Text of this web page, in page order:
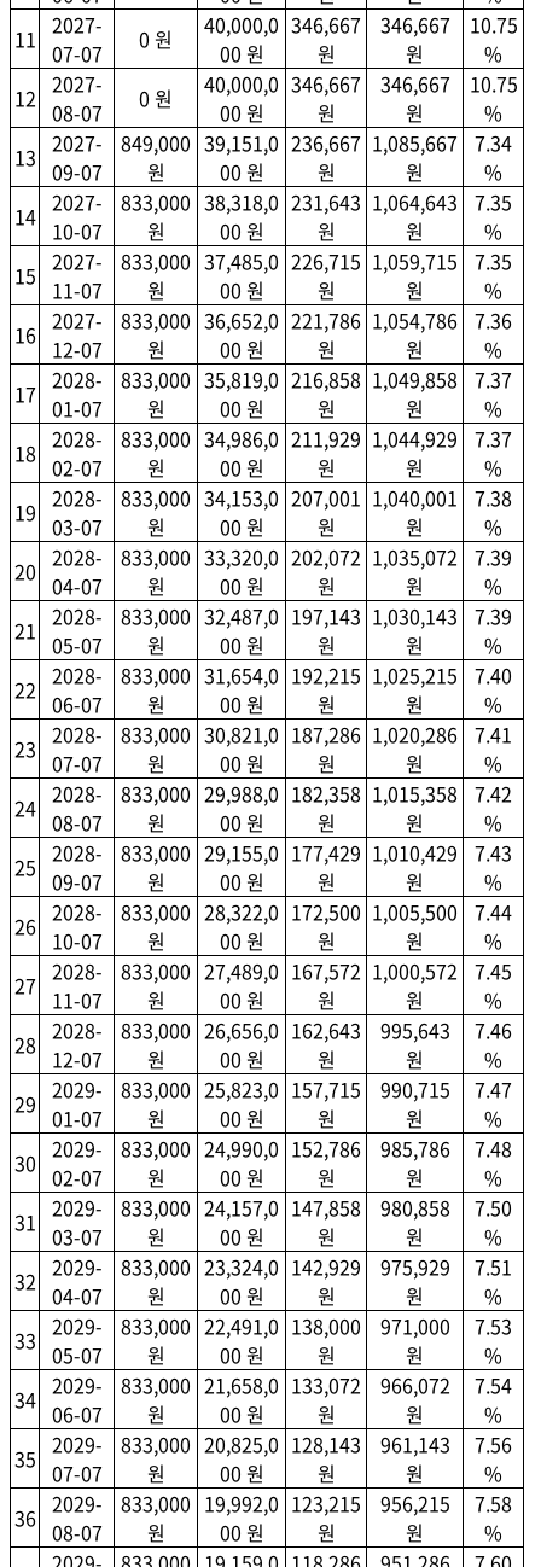
11 2027-
07-07
0 원
40,000,0
00 원
346,667
원
346,667
원
10.75
%
12 2027-
08-07
0 원
40,000,0
00 원
346,667
원
346,667
원
10.75
%
13 2027-
09-07
849,000
원
39,151,0
00 원
236,667
원
1,085,667
원
7.34
%
14 2027-
10-07
833,000
원
38,318,0
00 원
231,643
원
1,064,643
원
7.35
%
15 2027-
11-07
833,000
원
37,485,0
00 원
226,715
원
1,059,715
원
7.35
%
16 2027-
12-07
833,000
원
36,652,0
00 원
221,786
원
1,054,786
원
7.36
%
17 2028-
01-07
833,000
원
35,819,0
00 원
216,858
원
1,049,858
원
7.37
%
18 2028-
02-07
833,000
원
34,986,0
00 원
211,929
원
1,044,929
원
7.37
%
19 2028-
03-07
833,000
원
34,153,0
00 원
207,001
원
1,040,001
원
7.38
%
20 2028-
04-07
833,000
원
33,320,0
00 원
202,072
원
1,035,072
원
7.39
%
21 2028-
05-07
833,000
원
32,487,0
00 원
197,143
원
1,030,143
원
7.39
%
22 2028-
06-07
833,000
원
31,654,0
00 원
192,215
원
1,025,215
원
7.40
%
23 2028-
07-07
833,000
원
30,821,0
00 원
187,286
원
1,020,286
원
7.41
%
24 2028-
08-07
833,000
원
29,988,0
00 원
182,358
원
1,015,358
원
7.42
%
25 2028-
09-07
833,000
원
29,155,0
00 원
177,429
원
1,010,429
원
7.43
%
26 2028-
10-07
833,000
원
28,322,0
00 원
172,500
원
1,005,500
원
7.44
%
27 2028-
11-07
833,000
원
27,489,0
00 원
167,572
원
1,000,572
원
7.45
%
28 2028-
12-07
833,000
원
26,656,0
00 원
162,643
원
995,643
원
7.46
%
29 2029-
01-07
833,000
원
25,823,0
00 원
157,715
원
990,715
원
7.47
%
30 2029-
02-07
833,000
원
24,990,0
00 원
152,786
원
985,786
원
7.48
%
31 2029-
03-07
833,000
원
24,157,0
00 원
147,858
원
980,858
원
7.50
%
32 2029-
04-07
833,000
원
23,324,0
00 원
142,929
원
975,929
원
7.51
%
33 2029-
05-07
833,000
원
22,491,0
00 원
138,000
원
971,000
원
7.53
%
34 2029-
06-07
833,000
원
21,658,0
00 원
133,072
원
966,072
원
7.54
%
35 2029-
07-07
833,000
원
20,825,0
00 원
128,143
원
961,143
원
7.56
%
36 2029-
08-07
833,000
원
19,992,0
00 원
123,215
원
956,215
원
7.58
%